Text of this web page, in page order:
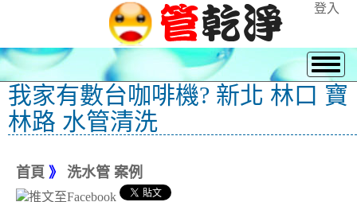
登入
我家有數台咖啡機? 新北 林口 寶
林路 水管清洗
首頁 》 洗水管 案例